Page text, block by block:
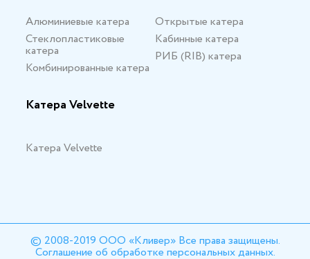
Алюминиевые катера
Стеклопластиковые
катера
Комбинированные катера
Открытые катера
Кабинные катера
РИБ (RIB) катера
Катера Velvette
Катера Velvette
© 2008-2019 ООО «Кливер» Все права защищены.
Соглашение об обработке персональных данных.